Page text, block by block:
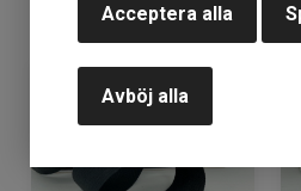
Acceptera alla
Avböj alla
KÖP